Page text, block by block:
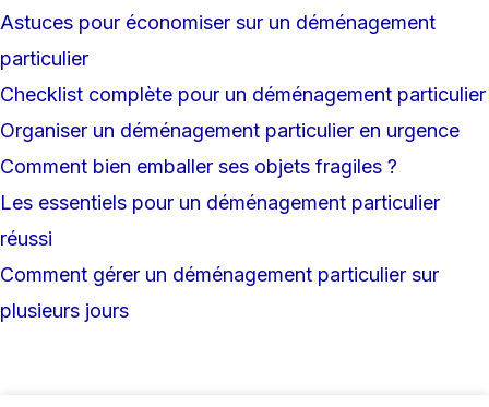
Astuces pour économiser sur un déménagement
particulier
Checklist complète pour un déménagement particulier
Organiser un déménagement particulier en urgence
Comment bien emballer ses objets fragiles ?
Les essentiels pour un déménagement particulier
réussi
Comment gérer un déménagement particulier sur
plusieurs jours